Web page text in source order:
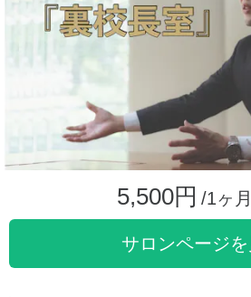
5,500円 /1ヶ
サロンページ